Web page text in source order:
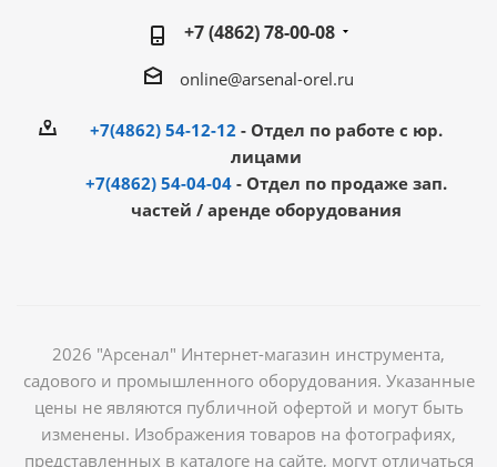
+7 (4862) 78-00-08
online@arsenal-orel.ru
+7(4862) 54-12-12 - Отдел по работе с юр.
лицами
+7(4862) 54-04-04 - Отдел по продаже зап.
частей / аренде оборудования
2026 "Арсенал" Интернет-магазин инструмента,
садового и промышленного оборудования. Указанные
цены не являются публичной офертой и могут быть
изменены. Изображения товаров на фотографиях,
представленных в каталоге на сайте, могут отличаться